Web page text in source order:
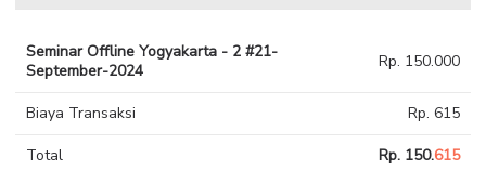
Seminar Offline Yogyakarta - 2 #21-
September-2024
Rp. 150.000
Biaya Transaksi Rp. 615
Total Rp. 150.615